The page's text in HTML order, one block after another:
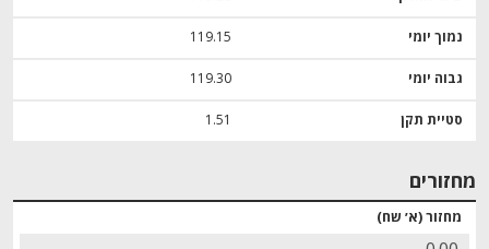
נמוך יומי 119.15
גבוה יומי 119.30
סטיית תקן 1.51
מחזורים
מחזור (א׳ שח)